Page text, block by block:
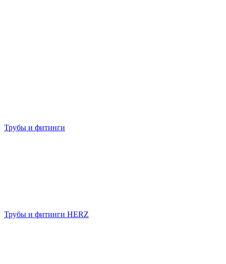
Трубы и фитинги
Трубы и фитинги HERZ